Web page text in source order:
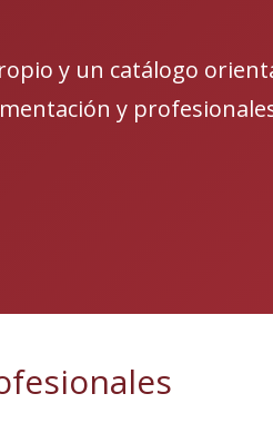
y un catálogo
y